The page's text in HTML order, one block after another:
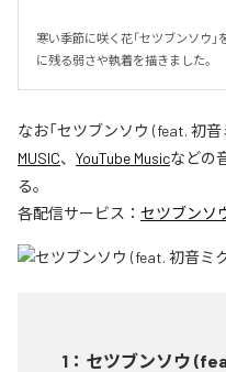
寒い季節に咲く花「セツブンソウ
に残る弱さや執着を描きました。
なお「セツブンソウ (feat. 初音
MUSIC、 YouTube Musicなどの
る。
各配信サービス： セツブンソ
1 ： セツブンソウ